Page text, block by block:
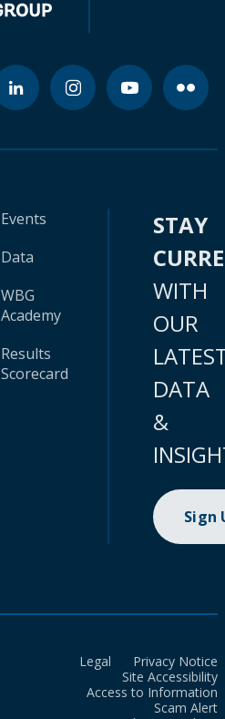
Events
Data
WBG
Academy
Results
Scorecard
STAY
WITH
OUR
DATA
&
Sign
Legal
Privacy Notice
Site Accessibility
Access to Information
Scam Alert